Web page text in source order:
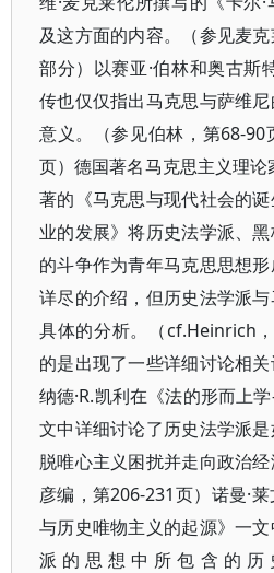
及这方面的内容。（参见麦
部分）以赛亚·伯林和奥古斯
传也仅仅指出马克思与萨维
意义。（参见伯林，第68-90
页）德国著名马克思主义理论
著的《马克思与现代社会的
业的发展》将历史法学派、
的斗争作为青年马克思思想
详尽的介绍，但历史法学派
具体的分析。（cf.Heinrich
的是出现了一些详细讨论相
纳德·R.凯利在《法的形而上
文中详细讨论了历史法学派
脱唯心主义困扰并走向政治
彦编，第206-231页）诺曼·
与历史唯物主义的起源》一
派的思想中所包含的历